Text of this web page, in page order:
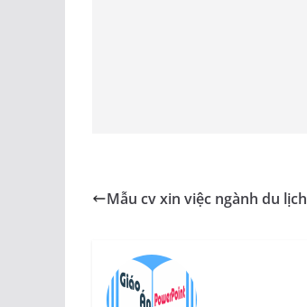
Mẫu cv xin việc ngành du lịch